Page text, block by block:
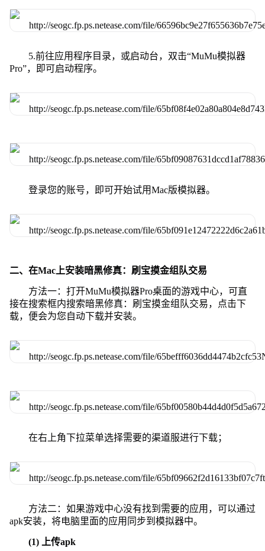
5.前往应用程序目录，或启动台，双击“MuMu模拟器
Pro”，即可启动程序。
登录您的账号，即可开始试用Mac版模拟器。
二、在Mac上安装暗黑修真：刷宝摸金组队交易
方法一：打开MuMu模拟器Pro桌面的游戏中心，可直
接在搜索框内搜索暗黑修真：刷宝摸金组队交易，点击下
载，便会为您自动下载并安装。
在右上角下拉菜单选择需要的渠道服进行下载；
方法二：如果游戏中心没有找到需要的应用，可以通过
apk安装，将电脑里面的应用同步到模拟器中。
(1) 上传apk